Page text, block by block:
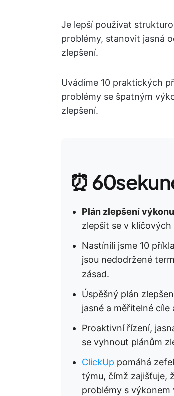
Je lepší používat
problémy, stanovit jasná
zlepšení.
Uvádíme 10 praktických
problémy se špatným
zlepšení.
⏰
Plán zlepšení výkonu
zlepšit se v
Nastínili jsme 10
jsou nedodržené
zásad.
Úspěšný plán
jasné a měřitelné
Proaktivní řízení,
se vyhnout plánům
ClickUp pomáhá
týmu, čímž zajišťuje,
problémy s výkonem